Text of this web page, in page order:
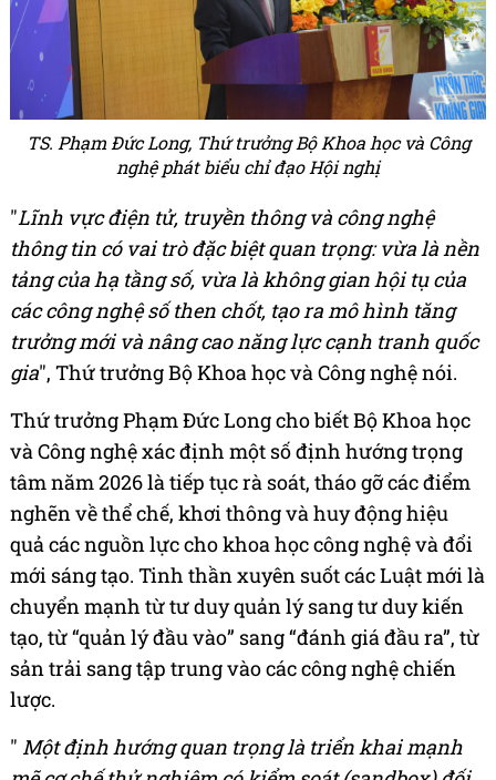
TS. Phạm Đức Long, Thứ trưởng Bộ Khoa học và Công
nghệ phát biểu chỉ đạo Hội nghị
"Lĩnh vực điện tử, truyền thông và công nghệ
thông tin có vai trò đặc biệt quan trọng: vừa là nền
tảng của hạ tầng số, vừa là không gian hội tụ của
các công nghệ số then chốt, tạo ra mô hình tăng
trưởng mới và nâng cao năng lực cạnh tranh quốc
gia", Thứ trưởng Bộ Khoa học và Công nghệ nói.
Thứ trưởng Phạm Đức Long cho biết Bộ Khoa học
và Công nghệ xác định một số định hướng trọng
tâm năm 2026 là tiếp tục rà soát, tháo gỡ các điểm
nghẽn về thể chế, khơi thông và huy động hiệu
quả các nguồn lực cho khoa học công nghệ và đổi
mới sáng tạo. Tinh thần xuyên suốt các Luật mới là
chuyển mạnh từ tư duy quản lý sang tư duy kiến
tạo, từ “quản lý đầu vào” sang “đánh giá đầu ra”, từ
sản trải sang tập trung vào các công nghệ chiến
lược.
" Một định hướng quan trọng là triển khai mạnh